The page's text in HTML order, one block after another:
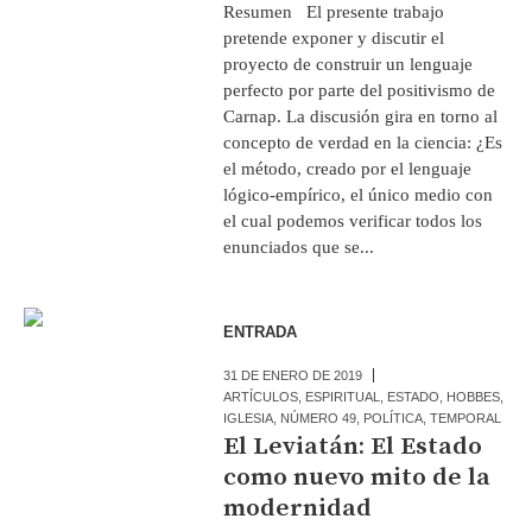
Resumen El presente trabajo
pretende exponer y discutir el
proyecto de construir un lenguaje
perfecto por parte del positivismo de
Carnap. La discusión gira en torno al
concepto de verdad en la ciencia: ¿Es
el método, creado por el lenguaje
lógico-empírico, el único medio con
el cual podemos verificar todos los
enunciados que se...
ENTRADA
31 DE ENERO DE 2019
ARTÍCULOS ESPIRITUAL ESTADO HOBBES
IGLESIA NÚMERO 49 POLÍTICA ,TEMPORAL
El Leviatán: El Estado
como nuevo mito de la
modernidad